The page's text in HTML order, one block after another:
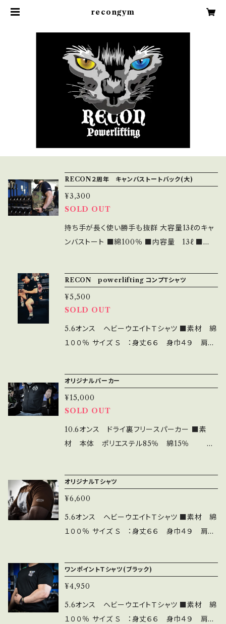
recongym
RECON２周年 キャンバストートバック(大)
¥3,300
SOLD OUT
持ち手が長く使い勝手も抜群 大容量13ℓのキャ
ンバストート ■綿100％ ■内容量 13ℓ ■
RECON powerlifting コンプＴシャツ
¥5,500
SOLD OUT
5.6オンス ヘビーウエイトＴシャツ ■素材 綿
１００％ サイズ Ｓ ：身丈６６ 身巾４９ 肩巾
５０ 袖丈２２ ＸＬ：身丈７８ 身巾５８ 肩巾
５３ 袖丈２４
オリジナルパーカー
¥15,000
SOLD OUT
10.6オンス ドライ裏フリースパーカー ■素
材 本体 ポリエステル85％ 綿15％
身丈６７ 身巾５５ 肩巾４８ 袖丈６０ Ｌ
身丈７０ 身巾５８ 肩巾５１ 袖丈６１ Ｌ
Ｌ 身丈７３ 身巾６１ 肩巾５４ 袖丈６２ ３
Ｌ 身丈７６ 身巾６５ 肩巾５６ 袖丈５２ 色
オリジナルＴシャツ
¥6,600
5.6オンス ヘビーウエイトＴシャツ ■素材 綿
１００％ サイズ Ｓ ：身丈６６ 身巾４９ 肩巾
５０ 袖丈２２ ＸＬ：身丈７８ 身巾５８ 肩巾
５３ 袖丈２４
ワンポイントＴシャツ(ブラック)
¥4,950
5.6オンス ヘビーウエイトＴシャツ ■素材 綿
１００％ サイズ Ｓ ：身丈６６ 身巾４９ 肩巾